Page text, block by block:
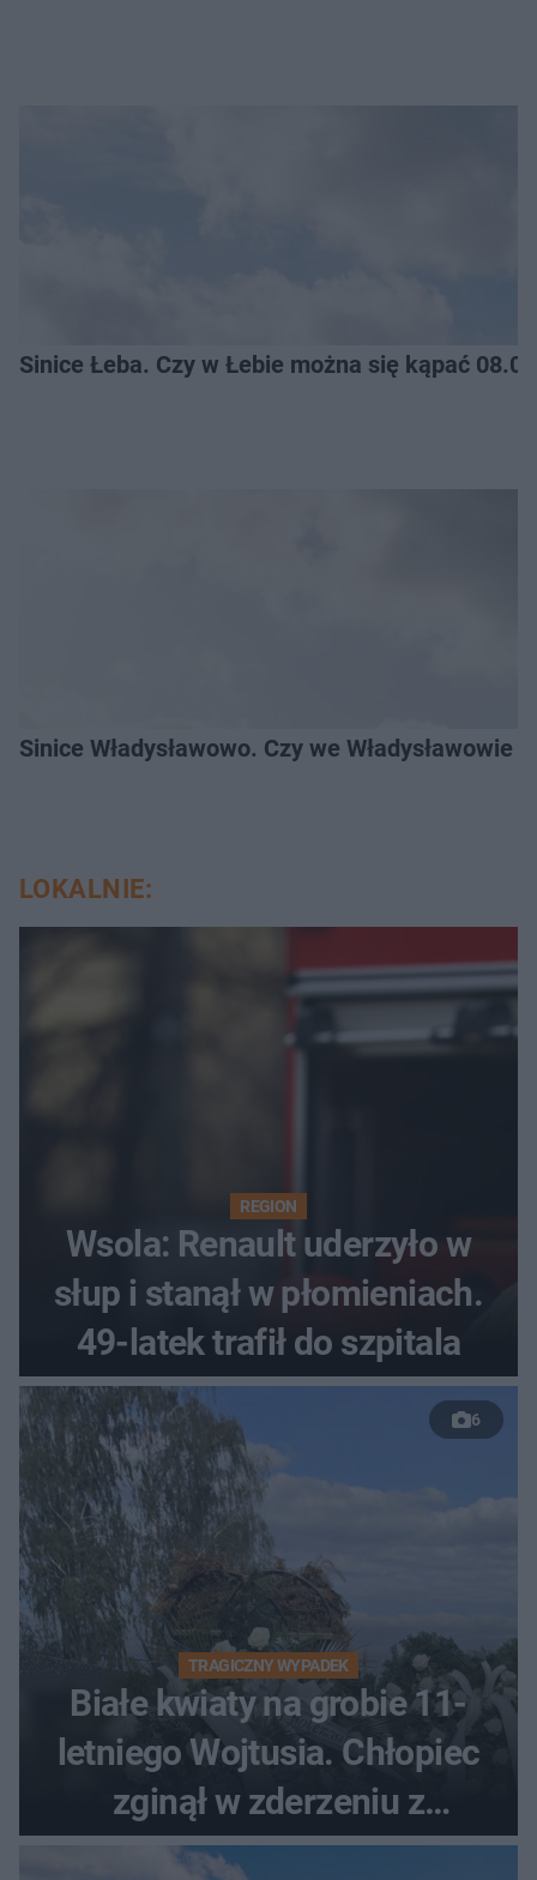
Sinice Łeba. Czy w Łebie można się kąpać
Sinice Władysławowo. Czy we
LOKALNIE:
REGION
Wsola: Renault uderzyło w
słup i stanął w płomieniach.
49-latek trafił do szpitala
6
TRAGICZNY WYPADEK
Białe kwiaty na grobie 11-
letniego Wojtusia. Chłopiec
zginął w zderzeniu z
kombajnem